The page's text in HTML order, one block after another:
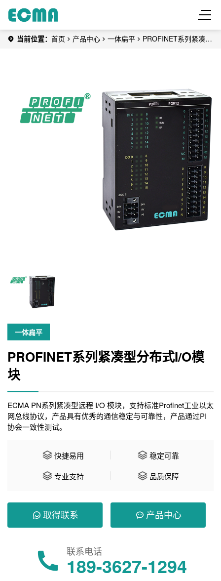
当前位置： 首页 产品中心 一体扁平
PROFINET系列紧凑型
一体扁平
PROFINET系列紧凑型分布式I/O模
块
ECMA PN系列紧凑型远程 I/O 模块，支持标准Profinet工业以太
网总线协议，产品具有优秀的通信稳定与可靠性，产品通过PI
协会一致性测试。
快捷易用
稳定可靠
专业支持
品质保障
取得联系 产品中心
联系电话
189-3627-1294